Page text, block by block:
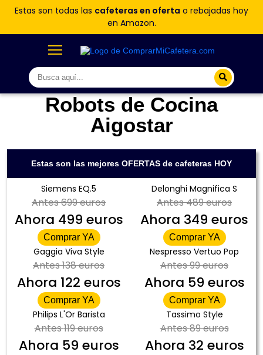
Estas son todas las cafeteras en oferta o rebajadas hoy
en Amazon.
Robots de Cocina
Aigostar
Estas son las mejores OFERTAS de cafeteras HOY
Siemens EQ.5
Antes699 euros
Ahora 499 euros
Comprar YA
Delonghi Magnifica S
Antes489 euros
Ahora 349 euros
Comprar YA
Gaggia Viva Style
Antes138 euros
Ahora 122 euros
Comprar YA
Nespresso Vertuo Pop
Antes99 euros
Ahora 59 euros
Comprar YA
Philips L'Or Barista
Antes119 euros
Ahora 59 euros
Tassimo Style
Antes89 euros
Ahora 32 euros